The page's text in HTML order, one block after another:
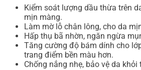
Kiểm soát lượng dầu thừa trên
mịn màng.
Làm mờ lỗ chân lông, cho da
Hấp thụ bã nhờn, ngăn ngừa
Tăng cường độ bám dính cho
trang điểm bền màu hơn.
Chống nắng nhẹ, bảo vệ da khỏi